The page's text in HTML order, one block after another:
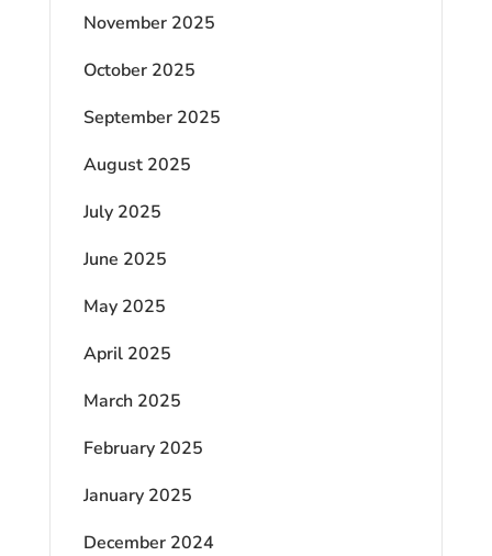
November 2025
October 2025
September 2025
August 2025
July 2025
June 2025
May 2025
April 2025
March 2025
February 2025
January 2025
December 2024